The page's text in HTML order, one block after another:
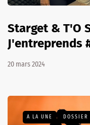
Starget & T'O
J'entreprends
20 mars 2024
A LA UNE